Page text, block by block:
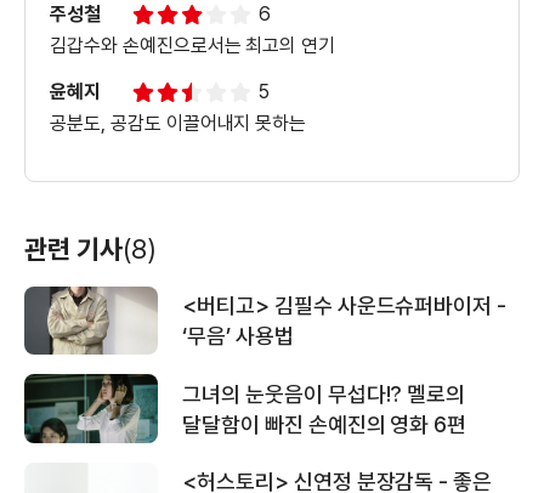
주성철
6
김갑수와 손예진으로서는 최고의 연기
윤혜지
5
공분도, 공감도 이끌어내지 못하는
관련 기사(8)
<버티고> 김필수 사운드슈퍼바이저 -
‘무음’ 사용법
그녀의 눈웃음이 무섭다!? 멜로의
달달함이 빠진 손예진의 영화 6편
<허스토리> 신연정 분장감독 - 좋은